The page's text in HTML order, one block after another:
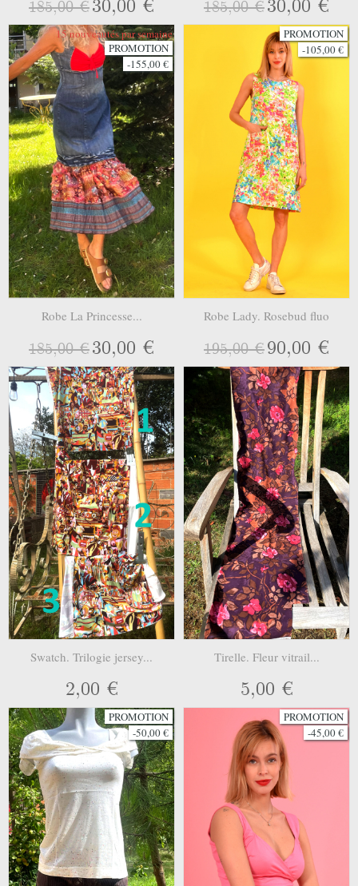
185,00 €30,00 € 185,00 €30,00 €
15 nouveautés par semaine
PROMOTION
-155,00 €
Robe La Princesse...
185,00 €30,00 €
PROMOTION
-105,00 €
Robe Lady. Rosebud fluo
195,00 €90,00 €
Swatch. Trilogie jersey...
2,00 €
Tirelle. Fleur vitrail...
5,00 €
PROMOTION
-50,00 €
PROMOTION
-45,00 €